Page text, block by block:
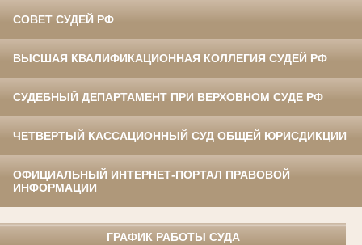
СОВЕТ СУДЕЙ РФ
ВЫСШАЯ КВАЛИФИКАЦИОННАЯ КОЛЛЕГИЯ СУДЕЙ РФ
СУДЕБНЫЙ ДЕПАРТАМЕНТ ПРИ ВЕРХОВНОМ СУДЕ РФ
ЧЕТВЕРТЫЙ КАССАЦИОННЫЙ СУД ОБЩЕЙ ЮРИСДИКЦИИ
ОФИЦИАЛЬНЫЙ ИНТЕРНЕТ-ПОРТАЛ ПРАВОВОЙ
ИНФОРМАЦИИ
ГРАФИК РАБОТЫ СУДА